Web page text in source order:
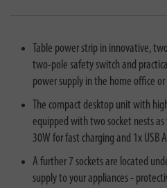
Table power strip in innovative,
two-pole safety switch and
power supply in the home office
The compact desktop unit with
equipped with two socket nests
30W for fast charging and 1x
A further 7 sockets are located
supply to your appliances -